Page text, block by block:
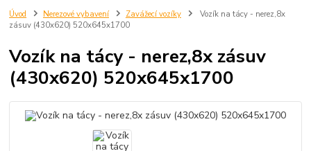
Úvod Nerezové vybavení Zavážecí vozíky
Vozík na tácy - nerez,8x
zásuv (430x620) 520x645x1700
Vozík na tácy - nerez,8x zásuv
(430x620) 520x645x1700